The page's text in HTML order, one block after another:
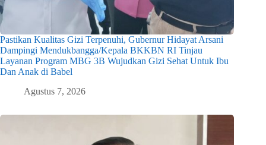
Pastikan Kualitas Gizi Terpenuhi, Gubernur Hidayat Arsani
Dampingi Mendukbangga/Kepala BKKBN RI Tinjau
Layanan Program MBG 3B Wujudkan Gizi Sehat Untuk Ibu
Dan Anak di Babel
Agustus 7, 2026